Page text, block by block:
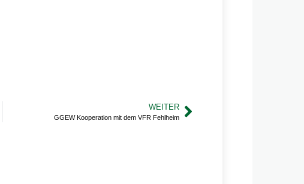
WEITER
GGEW Kooperation mit dem VFR Fehlheim